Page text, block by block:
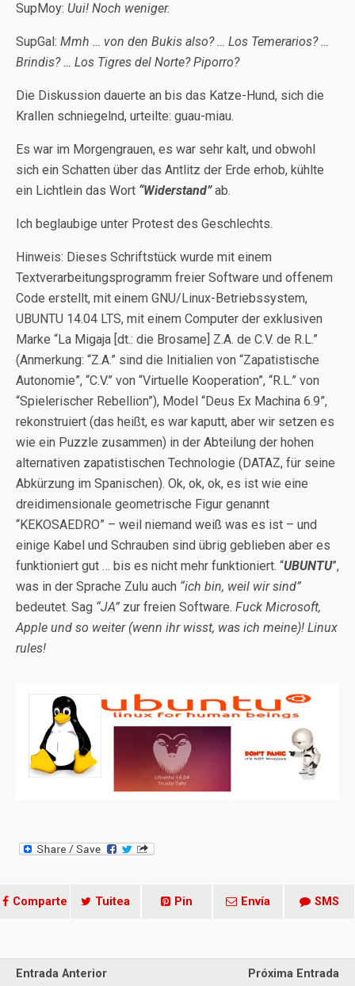
SupMoy: Uui! Noch weniger.
SupGal: Mmh … von den Bukis also? … Los Temerarios? …
Brindis? … Los Tigres del Norte? Piporro?
Die Diskussion dauerte an bis das Katze-Hund, sich die
Krallen schniegelnd, urteilte: guau-miau.
Es war im Morgengrauen, es war sehr kalt, und obwohl
sich ein Schatten über das Antlitz der Erde erhob, kühlte
ein Lichtlein das Wort “Widerstand”ab.
Ich beglaubige unter Protest des Geschlechts.
Hinweis: Dieses Schriftstück wurde mit einem
Textverarbeitungsprogramm freier Software und offenem
Code erstellt, mit einem GNU/Linux-Betriebssystem,
UBUNTU 14.04 LTS, mit einem Computer der exklusiven
Marke “La Migaja [dt.: die Brosame] Z.A. de C.V. de R.L.”
(Anmerkung: “Z.A.” sind die Initialien von “Zapatistische
Autonomie”, “C.V.” von “Virtuelle Kooperation”, “R.L.” von
“Spielerischer Rebellion”), Model “Deus Ex Machina 6.9”,
rekonstruiert (das heißt, es war kaputt, aber wir setzen es
wie ein Puzzle zusammen) in der Abteilung der hohen
alternativen zapatistischen Technologie (DATAZ, für seine
Abkürzung im Spanischen). Ok, ok, ok, es ist wie eine
dreidimensionale geometrische Figur genannt
“KEKOSAEDRO” – weil niemand weiß was es ist – und
einige Kabel und Schrauben sind übrig geblieben aber es
funktioniert gut … bis es nicht mehr funktioniert. “UBUNTU”,
was in der Sprache Zulu auch “ich bin, weil wir sind”
bedeutet. Sag “JA” zur freien Software. Fuck Microsoft,
Apple und so weiter (wenn ihr wisst, was ich meine)! Linux
rules!
Comparte Tuitea Pin Envía SMS
Entrada Anterior
Próxima Entrada